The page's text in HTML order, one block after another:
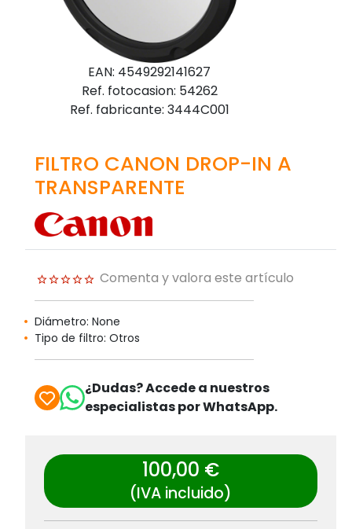
EAN: 4549292141627
Ref. fotocasion: 54262
Ref. fabricante: 3444C001
FILTRO CANON DROP-IN A
TRANSPARENTE
Comenta y valora este artículo
Diámetro: None
Tipo de filtro: Otros
¿Dudas? Accede a nuestros
especialistas por WhatsApp.
100,00 €
(IVA incluido)